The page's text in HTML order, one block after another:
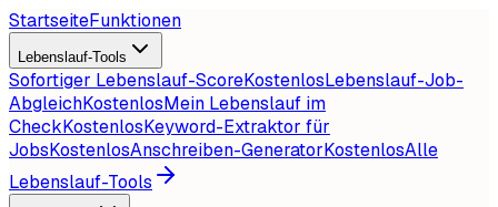
StartseiteFunktionen
Lebenslauf-Tools
Sofortiger Lebenslauf-ScoreKostenlosLebenslauf-Job-
AbgleichKostenlosMein Lebenslauf im
CheckKostenlosKeyword-Extraktor für
JobsKostenlosAnschreiben-GeneratorKostenlosAlle
Lebenslauf-Tools